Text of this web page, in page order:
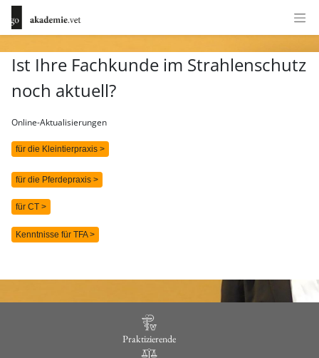
Ist Ihre Fachkunde im Strahlenschutz
noch aktuell?
Online-Aktualisierungen
für die Kleintierpraxis >
für die Pferdepraxis >
für CT >
Kenntnisse für TFA >
Praktizierende